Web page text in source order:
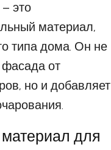
это
материал,
типа дома. Он не
фасада от
но и добавляет
для